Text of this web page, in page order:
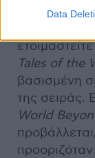
Data
spin-off
Tales of the
βασισμένη
της σειράς.
World